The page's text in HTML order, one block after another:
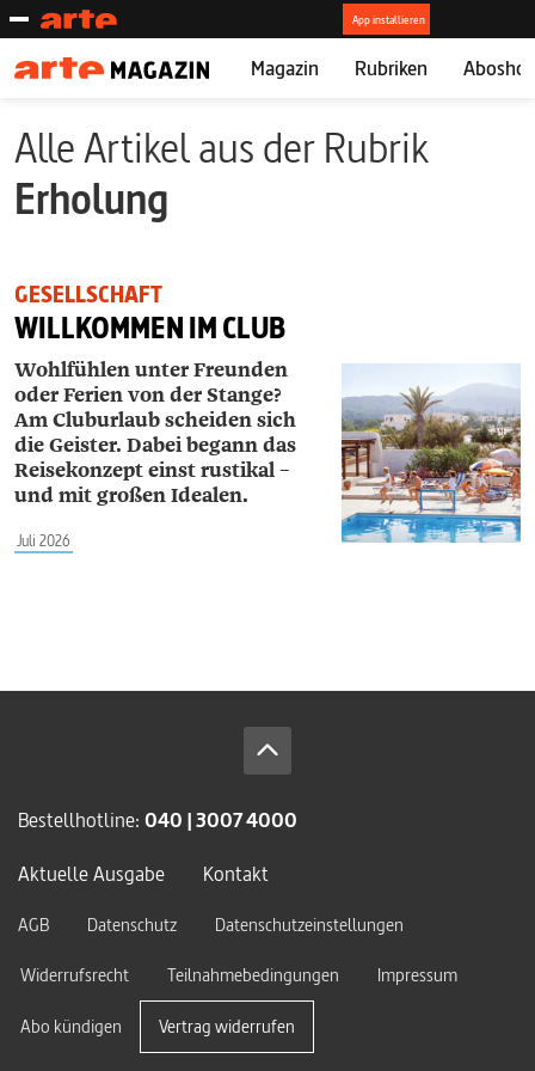
Magazin Rubriken
Alle Artikel aus der Rubrik
Erholung
GESELLSCHAFT
WILLKOMMEN IM CLUB
Wohlfühlen unter Freunden
oder Ferien von der Stange?
Am Cluburlaub scheiden sich
die Geister. Dabei begann das
Reisekonzept einst rustikal –
und mit großen Idealen.
Juli 2026
Bestellhotline: 040 | 3007 4000
Aktuelle Ausgabe
Kontakt
AGB Datenschutz
Datenschutzeinstellungen
Widerrufsrecht
Teilnahmebedingungen Impressum
Abo kündigen Vertrag widerrufen